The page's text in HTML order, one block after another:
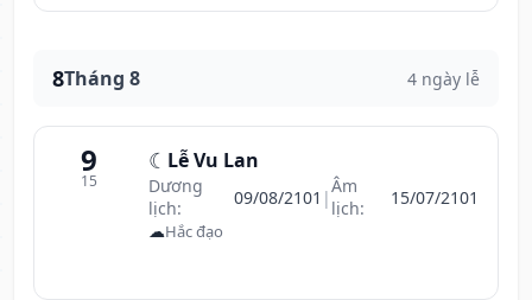
8Tháng 8 4 ngày lễ
9
15
☾ Lễ Vu Lan
Dương
lịch:
09/08/2101 |Âm
lịch:
15/07/2101
☁Hắc đạo